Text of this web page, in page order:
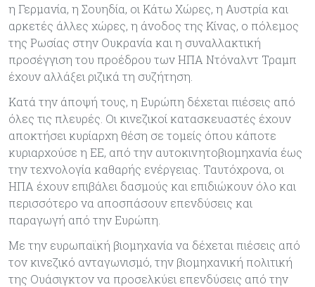
η Γερμανία, η Σουηδία, οι Κάτω Χώρες, η Αυστρία και
αρκετές άλλες χώρες, η άνοδος της Κίνας, ο πόλεμος
της Ρωσίας στην Ουκρανία και η συναλλακτική
προσέγγιση του προέδρου των ΗΠΑ Ντόναλντ Τραμπ
έχουν αλλάξει ριζικά τη συζήτηση.
Κατά την άποψή τους, η Ευρώπη δέχεται πιέσεις από
όλες τις πλευρές. Οι κινεζικοί κατασκευαστές έχουν
αποκτήσει κυρίαρχη θέση σε τομείς όπου κάποτε
κυριαρχούσε η ΕΕ, από την αυτοκινητοβιομηχανία έως
την τεχνολογία καθαρής ενέργειας. Ταυτόχρονα, οι
ΗΠΑ έχουν επιβάλει δασμούς και επιδιώκουν όλο και
περισσότερο να αποσπάσουν επενδύσεις και
παραγωγή από την Ευρώπη.
Με την ευρωπαϊκή βιομηχανία να δέχεται πιέσεις από
τον κινεζικό ανταγωνισμό, την βιομηχανική πολιτική
της Ουάσιγκτον να προσελκύει επενδύσεις από την